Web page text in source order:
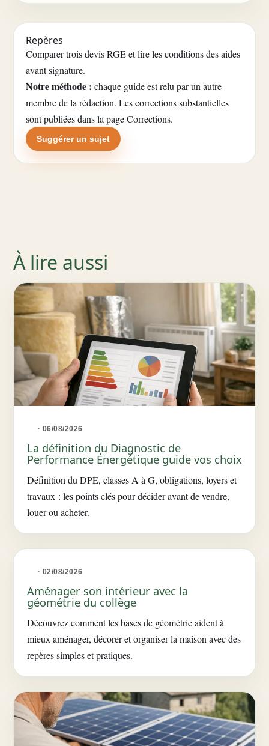
Repères
Comparer trois devis RGE et lire les conditions des aides
avant signature.
Notre méthode : chaque guide est relu par un autre
membre de la rédaction. Les corrections substantielles
sont publiées dans la page Corrections.
Suggérer un sujet
À lire aussi
· 06/08/2026
La définition du Diagnostic de
Performance Énergétique guide vos choix
Définition du DPE, classes A à G, obligations, loyers et
travaux : les points clés pour décider avant de vendre,
louer ou acheter.
· 02/08/2026
Aménager son intérieur avec la
géométrie du collège
Découvrez comment les bases de géométrie aident à
mieux aménager, décorer et organiser la maison avec des
repères simples et pratiques.